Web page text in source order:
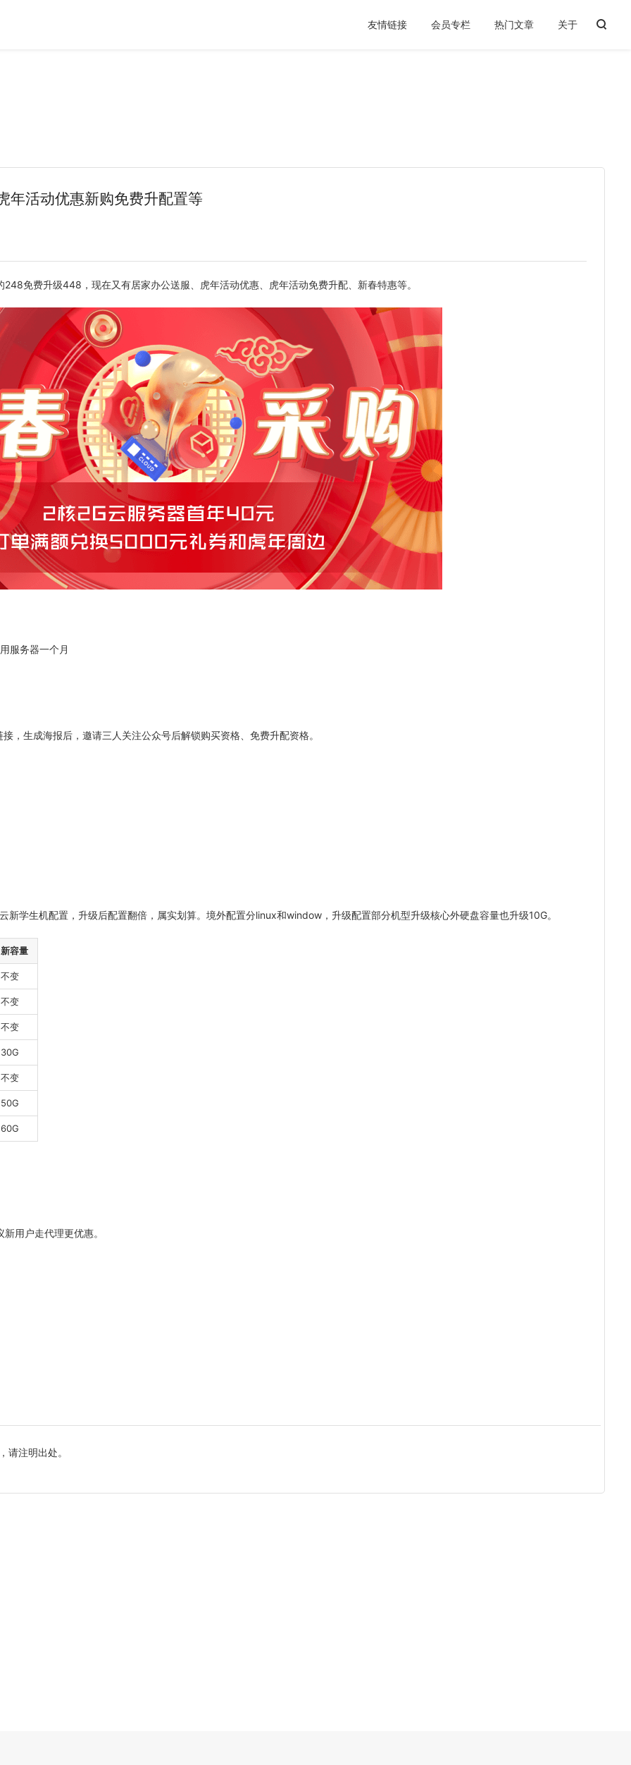
友情链接 会员专栏 热门文章 关于
年活动优惠新购免费升配置等
免费升级448，现在又有居家办公送服、虎年活动优惠、虎年活动免费升配、新春特惠等。
服务器一个月
，生成海报后，邀请三人关注公众号后解锁购买资格、免费升配资格。
学生机配置，升级后配置翻倍，属实划算。境外配置分linux和window，升级配置部分机型升级核心外硬盘容量也升级10G。
新容量
不变
不变
不变
30G
不变
50G
60G
用户走代理更优惠。
请注明出处。